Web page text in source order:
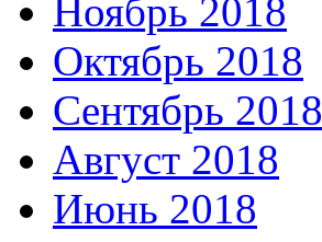
Ноябрь 2018
Октябрь 2018
Сентябрь 2018
Август 2018
Июнь 2018